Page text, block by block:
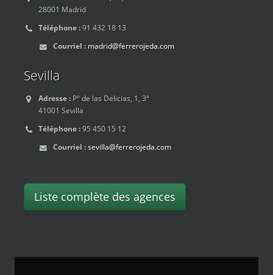
28001 Madrid
Téléphone :91 432 18 13
Courriel : madrid@ferrerojeda.com
Sevilla
Adresse : Pº de las Delicias, 1, 3ª
41001 Sevilla
Téléphone :95 450 15 12
Courriel :sevilla@ferrerojeda.com
Liste complète des agences